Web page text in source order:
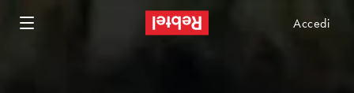
Accedi